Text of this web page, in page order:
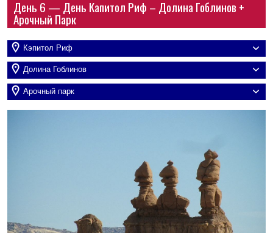
День 6 — День Капитол Риф – Долина Гоблинов +
Арочный Парк
Кэпитол Риф
Долина Гоблинов
Арочный парк